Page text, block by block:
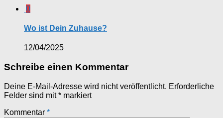
0
Wo ist Dein Zuhause?
12/04/2025
Schreibe einen Kommentar
Deine E-Mail-Adresse wird nicht veröffentlicht. Erforderliche
Felder sind mit* markiert
Kommentar *